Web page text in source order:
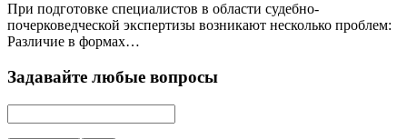
При подготовке специалистов в области судебно-
почерковедческой экспертизы возникают несколько проблем:
Различие в формах…
Задавайте любые вопросы